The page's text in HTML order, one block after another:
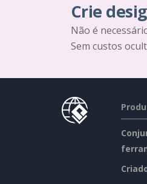
Crie
Não é
Sem custos